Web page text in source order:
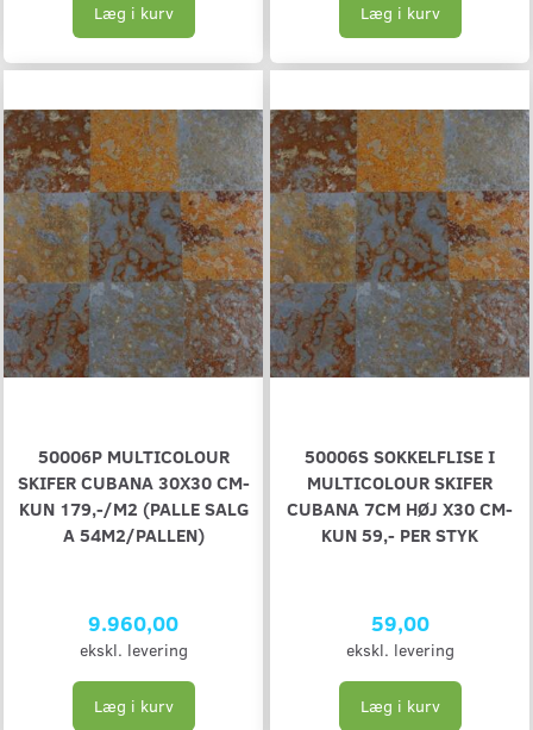
Læg i kurv Læg i kurv
50006P MULTICOLOUR
SKIFER CUBANA 30X30 CM-
KUN 179,-/M2 (PALLE SALG
A 54M2/PALLEN)
9.960,00
ekskl. levering
Læg i kurv
50006S SOKKELFLISE I
MULTICOLOUR SKIFER
CUBANA 7CM HØJ X30 CM-
KUN 59,- PER STYK
59,00
ekskl. levering
Læg i kurv